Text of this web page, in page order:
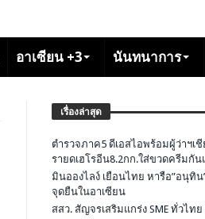
อาเซียน +3 นันทนาการ
เรื่องล่าสุด
ตำรวจภาค5 ดีเอสไอพร้อมผู้ว่าฯเ
รายดเฮโรอีน8.2กก.ใส่ขวดครีมกัน
มินอองไลง์ เยือนไทย หารือ”อนุทิ
จุดยืนในอาเซียน
สสว. สัญจรเสริมแกร่ง SME ทั่วไ